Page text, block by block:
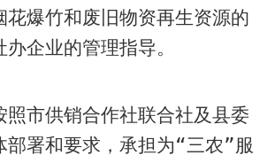
花爆竹和废旧物资再生资源的
企业的管理指导。
照市供销合作社联合社及县委
部署和要求，承担为“三农”服